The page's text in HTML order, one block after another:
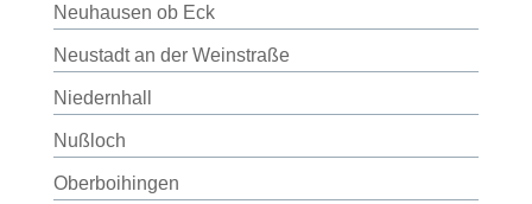
Neuhausen ob Eck
Neustadt an der Weinstraße
Niedernhall
Nußloch
Oberboihingen